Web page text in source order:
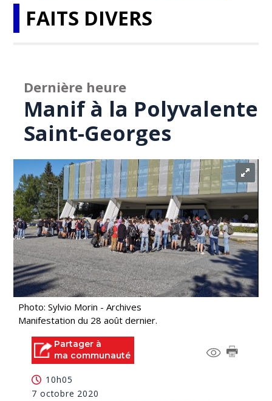
FAITS DIVERS
Dernière heure
Manif à la Polyvalente
Saint-Georges
Photo: Sylvio Morin - Archives
Manifestation du 28 août dernier.
Partager à
ma communauté
10h05
7 octobre 2020